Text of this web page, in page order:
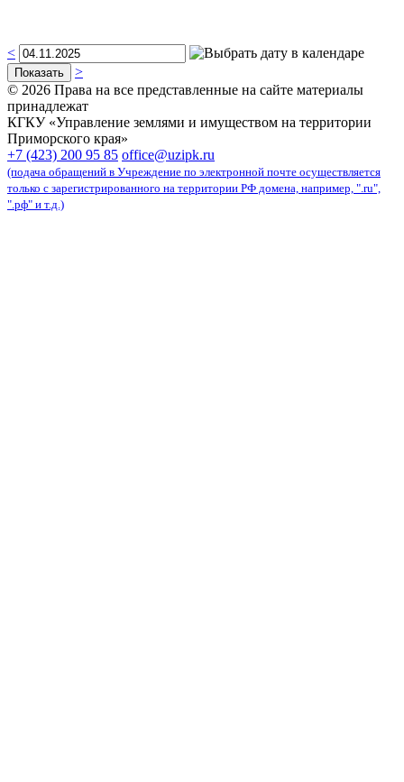
<
>
© 2026 Права на все представленные на сайте материалы
принадлежат
КГКУ «Управление землями и имуществом на территории
Приморского края»
+7 (423) 200 95 85 office@uzipk.ru
(подача обращений в Учреждение по электронной почте осуществляется
только с зарегистрированного на территории РФ домена, например, ".ru",
".рф" и т.д.)